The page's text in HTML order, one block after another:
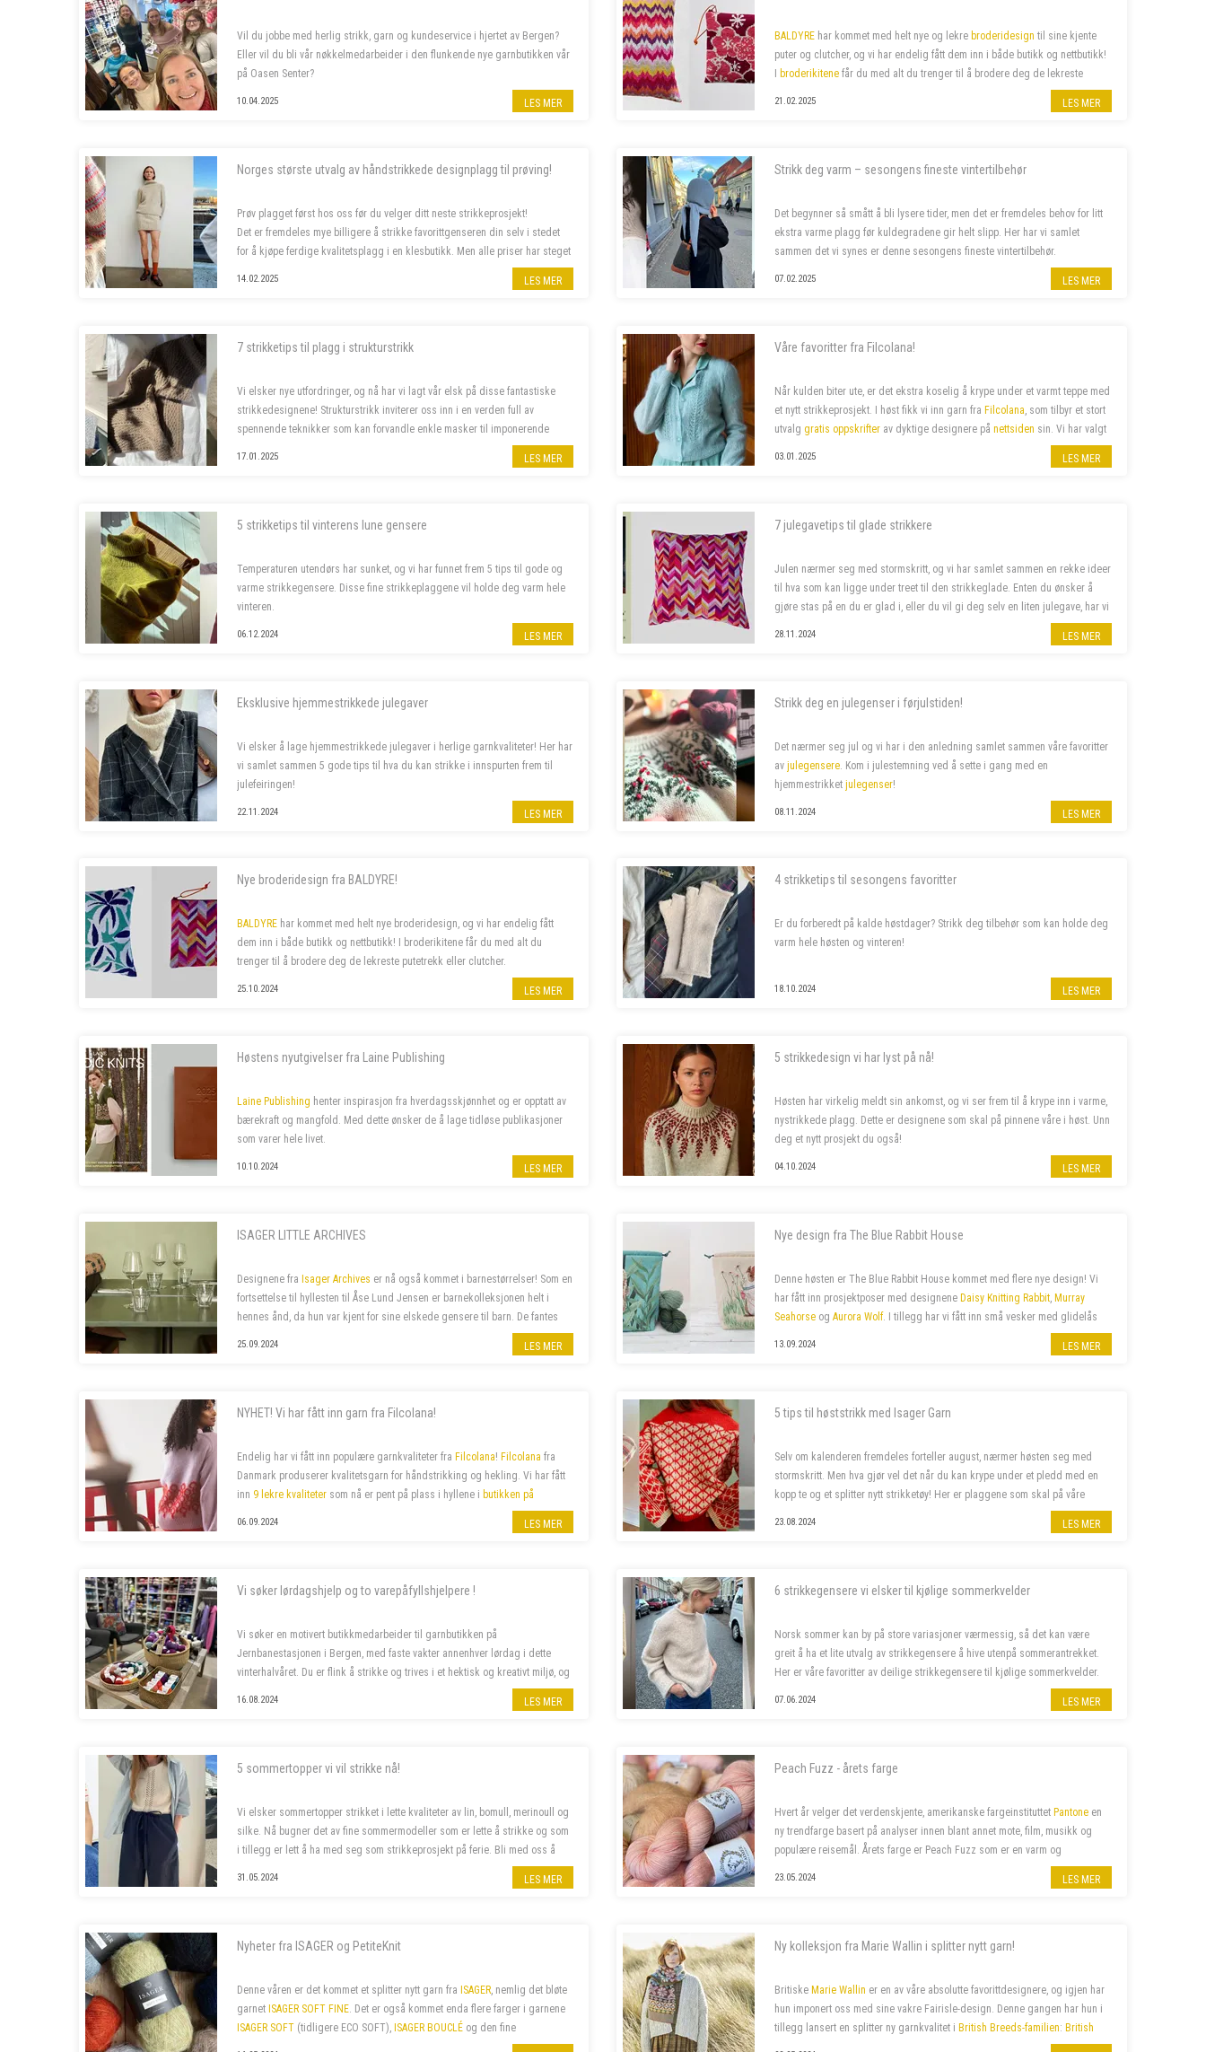
Vil du jobbe med herlig strikk, garn og kundeservice i hjertet av Bergen?
Eller vil du bli vår nøkkelmedarbeider i den flunkende nye garnbutikken vår
på Oasen Senter?
Vi søker to nye butikkmedarbeidere i 100 % stilling, og lørdagshjelp til
10.04.2025 LES MER
BALDYRE har kommet med helt nye og lekre broderidesign til sine kjente
puter og clutcher, og vi har endelig fått dem inn i både butikk og nettbutikk!
I broderikitene får du med alt du trenger til å brodere deg de lekreste
21.02.2025 LES MER
Norges største utvalg av håndstrikkede designplagg til prøving!
Prøv plagget først hos oss før du velger ditt neste strikkeprosjekt!
Det er fremdeles mye billigere å strikke favorittgenseren din selv i stedet
for å kjøpe ferdige kvalitetsplagg i en klesbutikk. Men alle priser har steget
14.02.2025 LES MER
Strikk deg varm – sesongens fineste vintertilbehør
Det begynner så smått å bli lysere tider, men det er fremdeles behov for litt
ekstra varme plagg før kuldegradene gir helt slipp. Her har vi samlet
sammen det vi synes er denne sesongens fineste vintertilbehør.
07.02.2025 LES MER
7 strikketips til plagg i strukturstrikk
Vi elsker nye utfordringer, og nå har vi lagt vår elsk på disse fantastiske
strikkedesignene! Strukturstrikk inviterer oss inn i en verden full av
spennende teknikker som kan forvandle enkle masker til imponerende
17.01.2025 LES MER
Våre favoritter fra Filcolana!
Når kulden biter ute, er det ekstra koselig å krype under et varmt teppe med
et nytt strikkeprosjekt. I høst fikk vi inn garn fraFilcolana , som tilbyr et stort
utvalggratis oppskrifter av dyktige designere pånettsiden sin. Vi har valgt
03.01.2025 LES MER
5 strikketips til vinterens lune gensere
Temperaturen utendørs har sunket, og vi har funnet frem 5 tips til gode og
varme strikkegensere. Disse fine strikkeplaggene vil holde deg varm hele
vinteren.
06.12.2024 LES MER
7 julegavetips til glade strikkere
Julen nærmer seg med stormskritt, og vi har samlet sammen en rekke ideer
til hva som kan ligge under treet til den strikkeglade. Enten du ønsker å
gjøre stas på en du er glad i, eller du vil gi deg selv en liten julegave, har vi
28.11.2024 LES MER
Eksklusive hjemmestrikkede julegaver
Vi elsker å lage hjemmestrikkede julegaver i herlige garnkvaliteter! Her har
vi samlet sammen 5 gode tips til hva du kan strikke i innspurten frem til
julefeiringen!
22.11.2024 LES MER
Strikk deg en julegenser i førjulstiden!
Det nærmer seg jul og vi har i den anledning samlet sammen våre favoritter
avjulegensere . Kom i julestemning ved å sette i gang med en
hjemmestrikketjulegenser!
08.11.2024 LES MER
Nye broderidesign fra BALDYRE!
BALDYRE har kommet med helt nye broderidesign, og vi har endelig fått
dem inn i både butikk og nettbutikk! I broderikitene får du med alt du
trenger til å brodere deg de lekreste putetrekk eller clutcher.
25.10.2024 LES MER
4 strikketips til sesongens favoritter
Er du forberedt på kalde høstdager? Strikk deg tilbehør som kan holde deg
varm hele høsten og vinteren!
18.10.2024 LES MER
Høstens nyutgivelser fra Laine Publishing
Laine Publishing henter inspirasjon fra hverdagsskjønnhet og er opptatt av
bærekraft og mangfold. Med dette ønsker de å lage tidløse publikasjoner
som varer hele livet.
10.10.2024 LES MER
5 strikkedesign vi har lyst på nå!
Høsten har virkelig meldt sin ankomst, og vi ser frem til å krype inn i varme,
nystrikkede plagg. Dette er designene som skal på pinnene våre i høst. Unn
deg et nytt prosjekt du også!
04.10.2024 LES MER
ISAGER LITTLE ARCHIVES
Designene fra Isager Archives er nå også kommet i barnestørrelser! Som en
fortsettelse til hyllesten til Åse Lund Jensen er barnekolleksjonen helt i
hennes ånd, da hun var kjent for sine elskede gensere til barn. De fantes
25.09.2024 LES MER
Nye design fra The Blue Rabbit House
Denne høsten er The Blue Rabbit House kommet med flere nye design! Vi
har fått inn prosjektposer med designene Daisy Knitting Rabbit, Murray
Seahorse ogAurora Wolf. I tillegg har vi fått inn små vesker med glidelås
13.09.2024 LES MER
NYHET! Vi har fått inn garn fra Filcolana!
Endelig har vi fått inn populære garnkvaliteter fra Filcolana! Filcolana fra
Danmark produserer kvalitetsgarn for håndstrikking og hekling. Vi har fått
inn 9 lekre kvaliteter som nå er pent på plass i hyllene i butikken på
06.09.2024 LES MER
5 tips til høststrikk med Isager Garn
Selv om kalenderen fremdeles forteller august, nærmer høsten seg med
stormskritt. Men hva gjør vel det når du kan krype under et pledd med en
kopp te og et splitter nytt strikketøy! Her er plaggene som skal på våre
23.08.2024 LES MER
Vi søker lørdagshjelp og to varepåfyllshjelpere !
Vi søker en motivert butikkmedarbeider til garnbutikken på
Jernbanestasjonen i Bergen, med faste vakter annenhver lørdag i dette
vinterhalvåret. Du er flink å strikke og trives i et hektisk og kreativt miljø, og
16.08.2024 LES MER
6 strikkegensere vi elsker til kjølige sommerkvelder
Norsk sommer kan by på store variasjoner værmessig, så det kan være
greit å ha et lite utvalg av strikkegensere å hive utenpå sommerantrekket.
Her er våre favoritter av deilige strikkegensere til kjølige sommerkvelder.
07.06.2024 LES MER
5 sommertopper vi vil strikke nå!
Vi elsker sommertopper strikket i lette kvaliteter av lin, bomull, merinoull og
silke. Nå bugner det av fine sommermodeller som er lette å strikke og som
i tillegg er lett å ha med seg som strikkeprosjekt på ferie. Bli med oss å
31.05.2024 LES MER
Peach Fuzz - årets farge
Hvert år velger det verdenskjente, amerikanske fargeinstituttet Pantone en
ny trendfarge basert på analyser innen blant annet mote, film, musikk og
populære reisemål. Årets farge er Peach Fuzz som er en varm og
23.05.2024 LES MER
Nyheter fra ISAGER og PetiteKnit
Denne våren er det kommet et splitter nytt garn fra ISAGER, nemlig det bløte
garnet ISAGER SOFT FINE. Det er også kommet enda flere farger i garnene
ISAGER SOFT (tidligere ECO SOFT), ISAGER BOUCLÉ og den fine
Ny kolleksjon fra Marie Wallin i splitter nytt garn!
Britiske Marie Wallin er en av våre absolutte favorittdesignere, og igjen har
hun imponert oss med sine vakre Fairisle-design. Denne gangen har hun i
tillegg lansert en splitter ny garnkvalitet i British Breeds-familien: British
, er proppfull av spenne...